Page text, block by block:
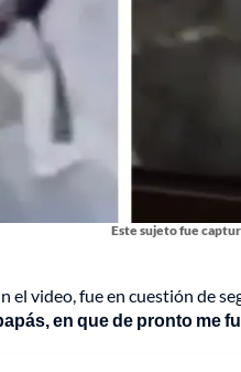
Este sujeto fue
el video, fue en cuestión de
en que de pronto me